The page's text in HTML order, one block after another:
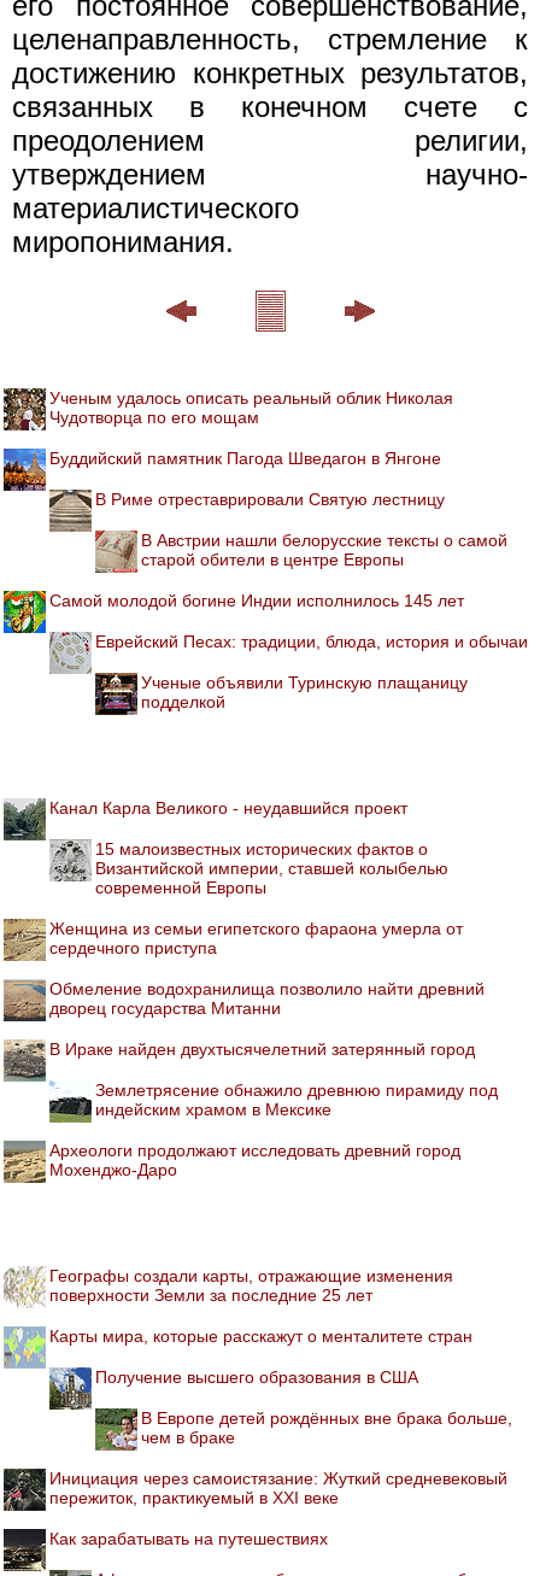
целенаправленность, стремление к
достижению конкретных результатов,
связанных в конечном счете с
преодолением религии,
утверждением научно-
материалистического
миропонимания.
Ученым удалось описать реальный облик Николая
Чудотворца по его мощам
Буддийский памятник Пагода Шведагон в Янгоне
В Риме отреставрировали Святую лестницу
В Австрии нашли белорусские тексты о самой
старой обители в центре Европы
Самой молодой богине Индии исполнилось 145 лет
Еврейский Песах: традиции, блюда, история и обычаи
Ученые объявили Туринскую плащаницу
подделкой
Канал Карла Великого - неудавшийся проект
15 малоизвестных исторических фактов о
Византийской империи, ставшей колыбелью
современной Европы
Женщина из семьи египетского фараона умерла от
сердечного приступа
Обмеление водохранилища позволило найти древний
дворец государства Митанни
В Ираке найден двухтысячелетний затерянный город
Землетрясение обнажило древнюю пирамиду под
индейским храмом в Мексике
Археологи продолжают исследовать древний город
Мохенджо-Даро
Географы создали карты, отражающие изменения
поверхности Земли за последние 25 лет
Карты мира, которые расскажут о менталитете стран
Получение высшего образования в США
В Европе детей рождённых вне брака больше,
чем в браке
Инициация через самоистязание: Жуткий средневековый
пережиток, практикуемый в XXI веке
Как зарабатывать на путешествиях